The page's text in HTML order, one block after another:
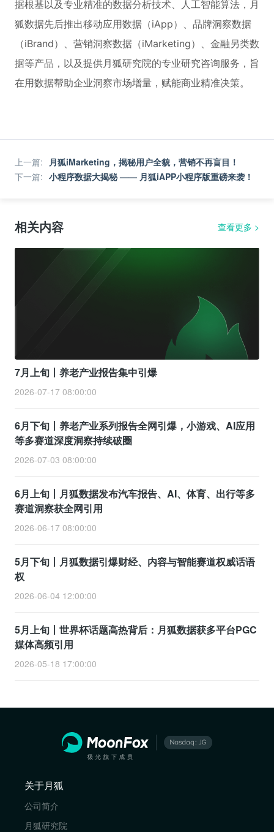
据根基以及专业精准的数据分析技术、人工智能算法，月
狐数据先后推出移动应用数据（iApp）、品牌洞察数据
（iBrand）、营销洞察数据（iMarketing）、金融另类数
据等产品，以及提供月狐研究院的专业研究咨询服务，旨
在用数据帮助企业洞察市场增量，赋能商业精准决策。
上一篇:
月狐iMarketing，揭秘用户全貌，营销不再盲目！
下一篇: 小程序数据大揭秘 —— 月狐iAPP小程序版重磅来袭！
相关内容 查看更多 >
7月上旬丨养老产业报告集中引爆
2026-07-17 08:00:00
6月下旬丨养老产业系列报告全网引爆，小游戏、AI应用
等多赛道深度洞察持续破圈
2026-07-03 08:00:00
6月上旬丨月狐数据发布汽车报告、AI、体育、出行等多
赛道洞察获全网引用
2026-06-17 08:00:00
5月下旬丨月狐数据引爆财经、内容与智能赛道权威话语
权
2026-06-04 12:00:00
5月上旬丨世界杯话题高热背后：月狐数据获多平台PGC
媒体高频引用
2026-05-18 17:00:00
关于月狐
公司简介
月狐研究院